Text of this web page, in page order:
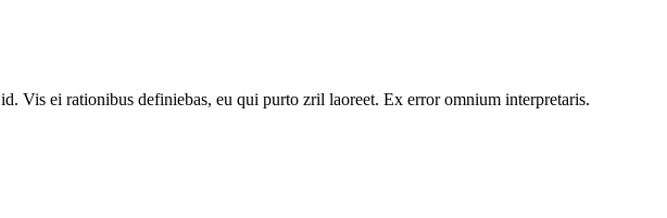
Vis ei rationibus definiebas, eu qui purto zril laoreet. Ex error omnium interpretaris.